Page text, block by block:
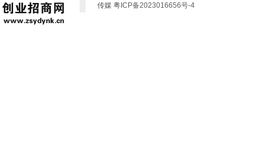
传媒 粤ICP备2023016656号-4